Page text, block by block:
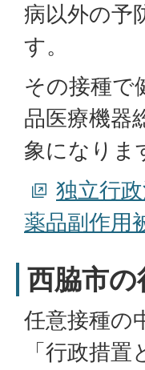
病以外の予
す。
その接種で
品医療機器
象になりま
独立行
薬品副作用
西脇市
任意接種の
「行政措